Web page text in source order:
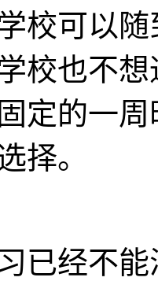
校可以
校也不
定的一
择。
已经不